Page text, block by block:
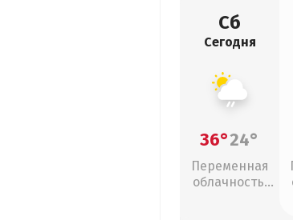
Сб
Сегодня
36°24°
Переменная
облачность,